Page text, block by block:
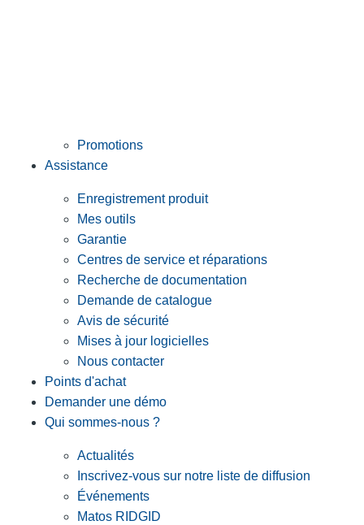
Promotions
Assistance
Enregistrement produit
Mes outils
Garantie
Centres de service et réparations
Recherche de documentation
Demande de catalogue
Avis de sécurité
Mises à jour logicielles
Nous contacter
Points d'achat
Demander une démo
Qui sommes-nous ?
Actualités
Inscrivez-vous sur notre liste de diffusion
Événements
Matos RIDGID